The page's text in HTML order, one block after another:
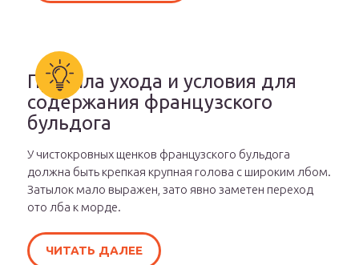
Правила ухода и условия для
содержания французского
бульдога
У чистокровных щенков французского бульдога
должна быть крепкая крупная голова с широким лбом.
Затылок мало выражен, зато явно заметен переход
ото лба к морде.
ЧИТАТЬ ДАЛЕЕ